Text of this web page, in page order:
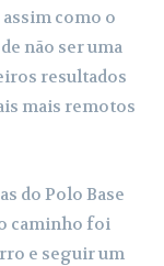
como o
não ser uma
resultados
mais remotos
do Polo Base
caminho foi
e seguir um